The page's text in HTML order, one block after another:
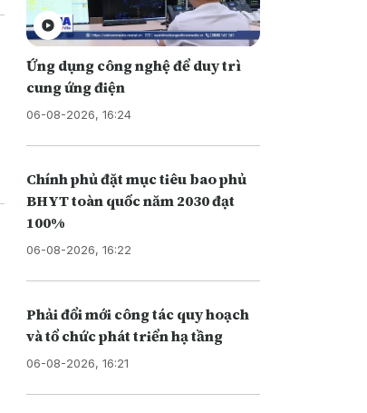
Ứng dụng công nghệ để duy trì
cung ứng điện
06-08-2026, 16:24
Chính phủ đặt mục tiêu bao phủ
BHYT toàn quốc năm 2030 đạt
100%
06-08-2026, 16:22
Phải đổi mới công tác quy hoạch
và tổ chức phát triển hạ tầng
06-08-2026, 16:21